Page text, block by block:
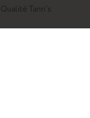
Qualité Tann's